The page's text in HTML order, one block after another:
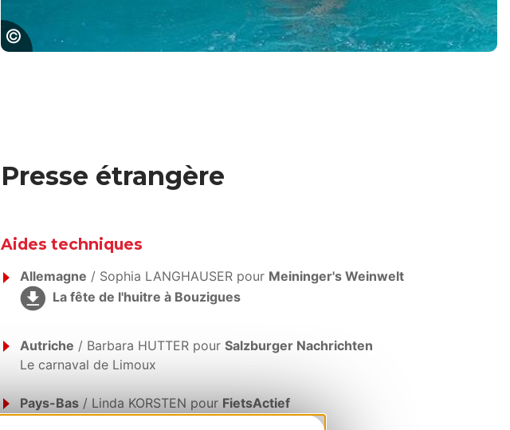
Presse étrangère
Aides techniques
Allemagne / Sophia LANGHAUSER pour Meininger's Weinwelt
La fête de l'huitre à Bouzigues
Autriche / Barbara HUTTER pour Salzburger Nachrichten
Le carnaval de Limoux
Pays-Bas/ Linda KORSTEN pour FietsActief